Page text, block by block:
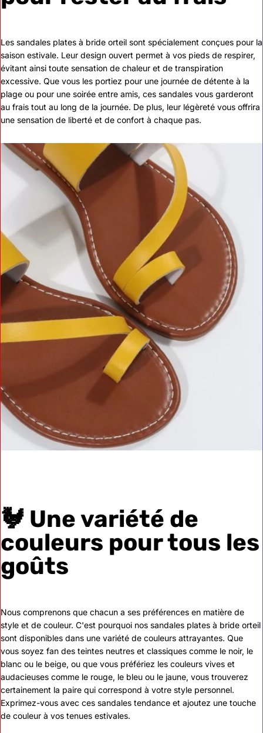
Les sandales plates à bride orteil sont spécialement conçues pour la
saison estivale. Leur design ouvert permet à vos pieds de respirer,
évitant ainsi toute sensation de chaleur et de transpiration
excessive. Que vous les portiez pour une journée de détente à la
plage ou pour une soirée entre amis, ces sandales vous garderont
au frais tout au long de la journée. De plus, leur légèreté vous offrira
une sensation de liberté et de confort à chaque pas.
🐓 Une variété de
couleurs pour tous les
goûts
Nous comprenons que chacun a ses préférences en matière de
style et de couleur. C'est pourquoi nos sandales plates à bride orteil
sont disponibles dans une variété de couleurs attrayantes. Que
vous soyez fan des teintes neutres et classiques comme le noir, le
blanc ou le beige, ou que vous préfériez les couleurs vives et
audacieuses comme le rouge, le bleu ou le jaune, vous trouverez
certainement la paire qui correspond à votre style personnel.
Exprimez-vous avec ces sandales tendance et ajoutez une touche
de couleur à vos tenues estivales.